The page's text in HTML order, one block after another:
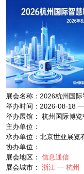
展会名称：2026杭州国
举办时间：2026-08-18
举办展馆： 杭州国际博览
主办单位：
承办单位：北京世亚展览
协办单位：
展会地区： 信息通信
展会城市： 浙江 — 杭州